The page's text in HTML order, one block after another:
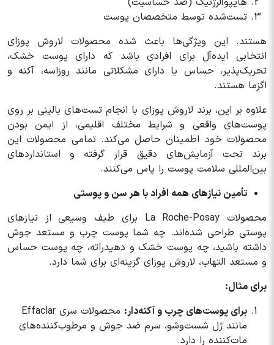
تست‌شده توسط متخصصان پوست
هستند. این ویژگی‌ها باعث شده محصولات لاروش پوزای
انتخابی ایده‌آل برای افرادی باشد که دارای پوست خشک،
تحریک‌پذیر، حساس یا دارای مشکلاتی مانند روزاسه، آکنه و
اگزما هستند.
علاوه بر این، برند لاروش پوزای با انجام تست‌های بالینی بر روی
پوست‌های واقعی و شرایط مختلف اقلیمی، از ایمن بودن
محصولات خود اطمینان حاصل می‌کند. تمامی محصولات این
برند تحت آزمایش‌های دقیق قرار گرفته و استانداردهای
بین‌المللی سلامت پوست را پاس می‌کنند.
تأمین نیازهای همه افراد با هر سن و پوستی
محصولات La Roche-Posay برای طیف وسیعی از نیازهای
پوستی طراحی شده‌اند. چه شما پوست چرب و مستعد جوش
داشته باشید، چه پوست خشک و دهیدراته، چه پوست حساس
و مستعد التهاب، لاروش پوزای گزینه‌ای برای شما دارد.
برای مثال:
برای پوست‌های چرب و آکنه‌دار:
محصولات سری Effaclar
مانند ژل شست‌وشو، سرم ضد جوش و مرطوب‌کننده‌های
مات‌کننده را دارد.